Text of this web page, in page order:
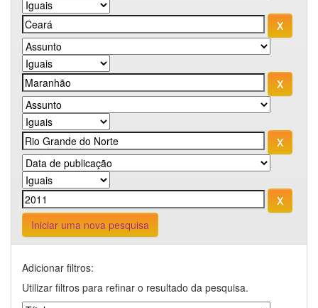
Iniciar uma nova pesquisa
Adicionar filtros:
Utilizar filtros para refinar o resultado da pesquisa.